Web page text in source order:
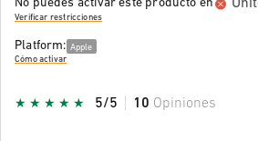
No puedes activar este producto en
Verificar restricciones
Platform: Apple
Cómo activar
5/5 10 Opiniones